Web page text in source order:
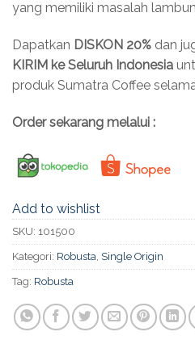
yang memiliki masalah
Dapatkan DISKON 20% dan
KIRIM ke Seluruh Indonesia
produk Sumatra Coffee
Order sekarang melalui :
Add to wishlist
SKU: 101500
Kategori: Robusta Single Origin
Tag: Robusta